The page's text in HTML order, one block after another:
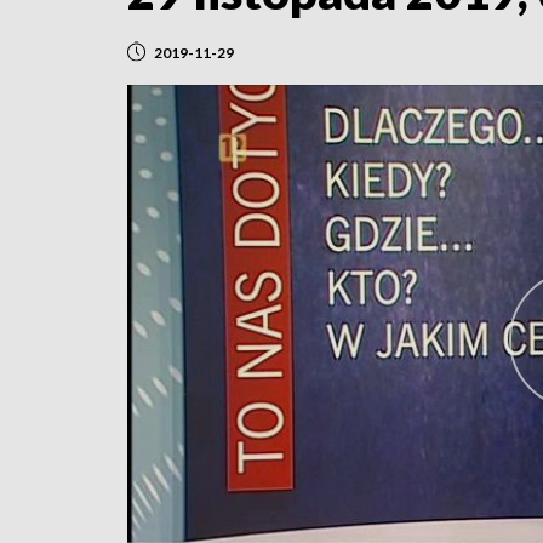
2019-11-29